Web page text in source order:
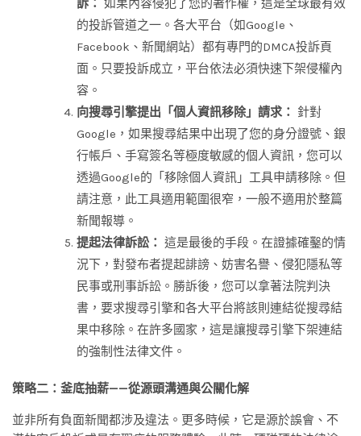
訴： 如果內容侵犯了您的著作權，這是全球最有效
的投訴管道之一。各大平台（如Google、
Facebook、新聞網站）都有專門的DMCA投訴頁
面。只要投訴成立，平台依法必須快速下架侵權內
容。
向搜尋引擎提出「個人資訊移除」請求： 針對
Google，如果搜尋結果中出現了您的身分證號、銀
行帳戶、手寫簽名等極度敏感的個人資訊，您可以
透過Google的「移除個人資訊」工具申請移除。但
請注意，此工具適用範圍很窄，一般不適用於整篇
新聞報導。
提起法律訴訟： 這是最後的手段。在證據確鑿的情
況下，對發布者提起誹謗、妨害名譽、侵犯隱私等
民事或刑事訴訟。勝訴後，您可以拿著法院判決
書，要求搜尋引擎和各大平台將該則連結從搜尋結
果中移除。在許多國家，這是讓搜尋引擎下架連結
的強制性法律文件。
策略二：釜底抽薪——從源頭溝通與公關化解
並非所有負面新聞都涉及違法。更多時候，它是源於誤會、不